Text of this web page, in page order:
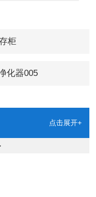
柜
化器005
点击展开+